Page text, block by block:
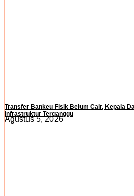
Transfer Bankeu Fisik Belum Cair, Kepala
Infrastruktur Terganggu
Agustus 5, 2026